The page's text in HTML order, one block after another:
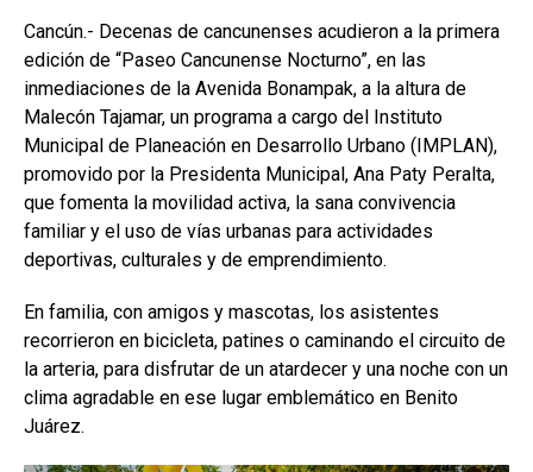
Cancún.- Decenas de cancunenses acudieron a la primera
edición de “Paseo Cancunense Nocturno”, en las
inmediaciones de la Avenida Bonampak, a la altura de
Malecón Tajamar, un programa a cargo del Instituto
Municipal de Planeación en Desarrollo Urbano (IMPLAN),
promovido por la Presidenta Municipal, Ana Paty Peralta,
que fomenta la movilidad activa, la sana convivencia
familiar y el uso de vías urbanas para actividades
deportivas, culturales y de emprendimiento.
En familia, con amigos y mascotas, los asistentes
recorrieron en bicicleta, patines o caminando el circuito de
la arteria, para disfrutar de un atardecer y una noche con un
clima agradable en ese lugar emblemático en Benito
Juárez.